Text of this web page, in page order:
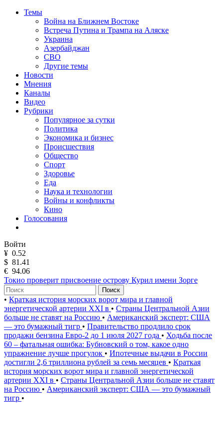
Темы
Война на Ближнем Востоке
Встреча Путина и Трампа на Аляске
Украина
Азербайджан
СВО
Другие темы
Новости
Мнения
Каналы
Видео
Рубрики
Популярное за сутки
Политика
Экономика и бизнес
Происшествия
Общество
Спорт
Здоровье
Еда
Наука и технологии
Войны и конфликты
Кино
Голосования
Войти
¥ 0.52
$ 81.41
€ 94.06
Токио проверит присвоение острову Курил имени Зорге
Поиск
• Краткая история морских ворот мира и главной
энергетической артерии XXI в • Страны Центральной Азии
больше не ставят на Россию • Американский эксперт: США
— это бумажный тигр • Правительство продлило срок
продажи бензина Евро-2 до 1 июля 2027 года • Ходьба после
60 – фатальная ошибка: Бубновский о том, какое одно
упражнение лучше прогулок • Ипотечные выдачи в России
достигли 2,6 триллиона рублей за семь месяцев • Краткая
история морских ворот мира и главной энергетической
артерии XXI в • Страны Центральной Азии больше не ставят
на Россию • Американский эксперт: США — это бумажный
тигр •